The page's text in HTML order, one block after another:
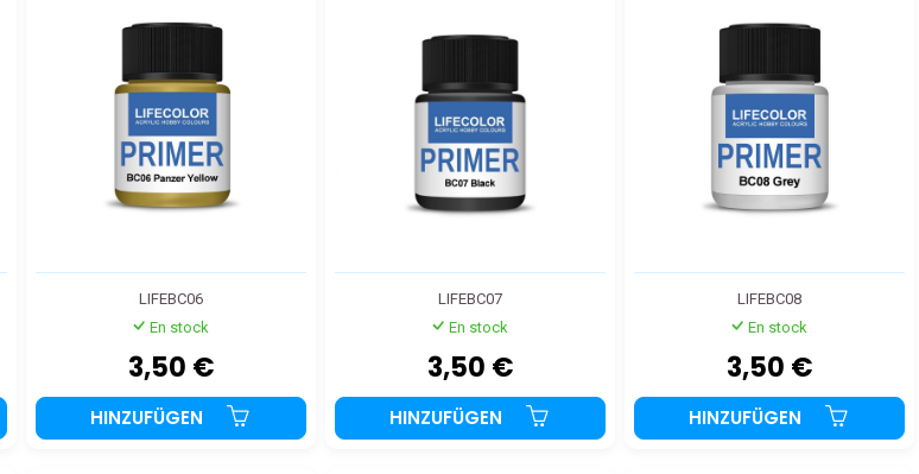
LIFEBC06
En stock
3,50 €
HINZUFÜGEN
LIFEBC07
En stock
3,50 €
HINZUFÜGEN
LIFEBC08
En stock
3,50 €
HINZUFÜGEN